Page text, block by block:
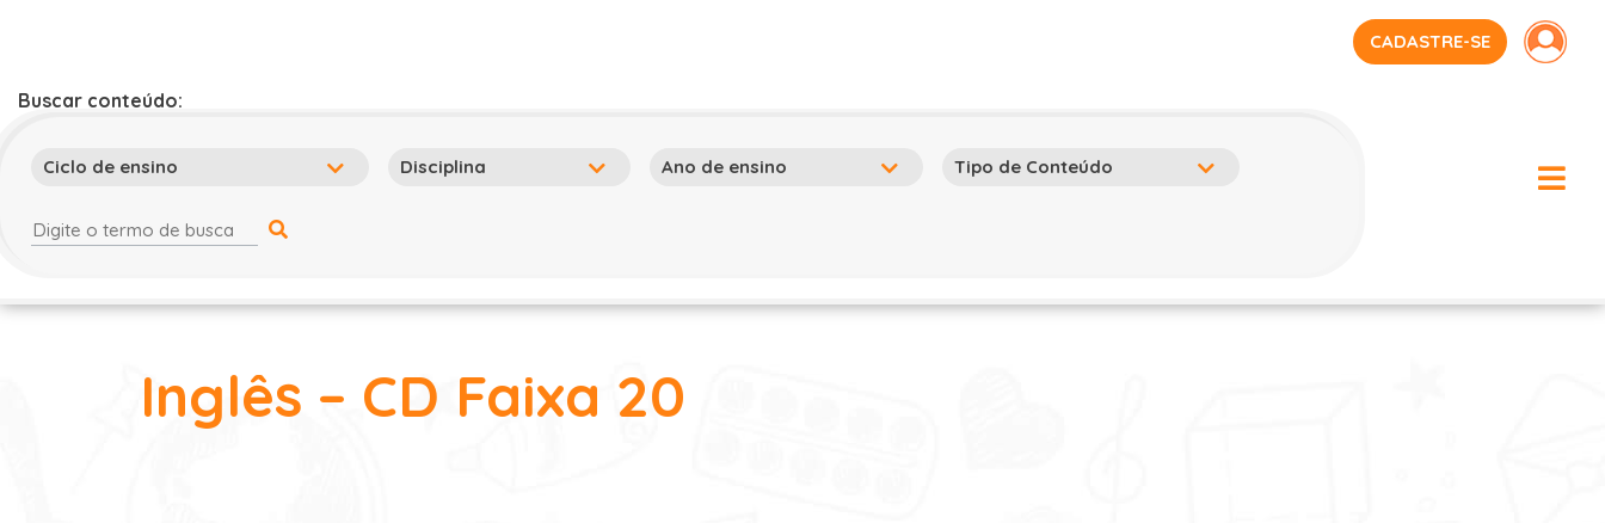
CADASTRE-SE
Buscar conteúdo:
Inglês – CD Faixa 20